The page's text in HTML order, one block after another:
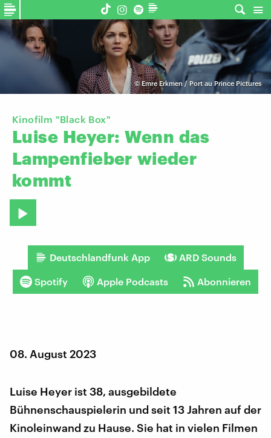
©Emre Erkmen / Port au Prince Pictures
Kinofilm "Black Box"
Luise Heyer: Wenn das
Lampenfieber wieder
kommt
Deutschlandfunk App ARD Sounds
Spotify Apple Podcasts Abonnieren
08. August 2023
Luise Heyer ist 38, ausgebildete
Bühnenschauspielerin und seit 13 Jahren auf der
Kinoleinwand zu Hause. Sie hat in vielen Filmen